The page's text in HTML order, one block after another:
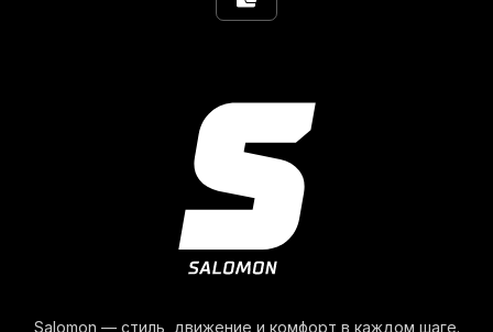
Salomon — стиль, движение и комфорт в каждом шаге.